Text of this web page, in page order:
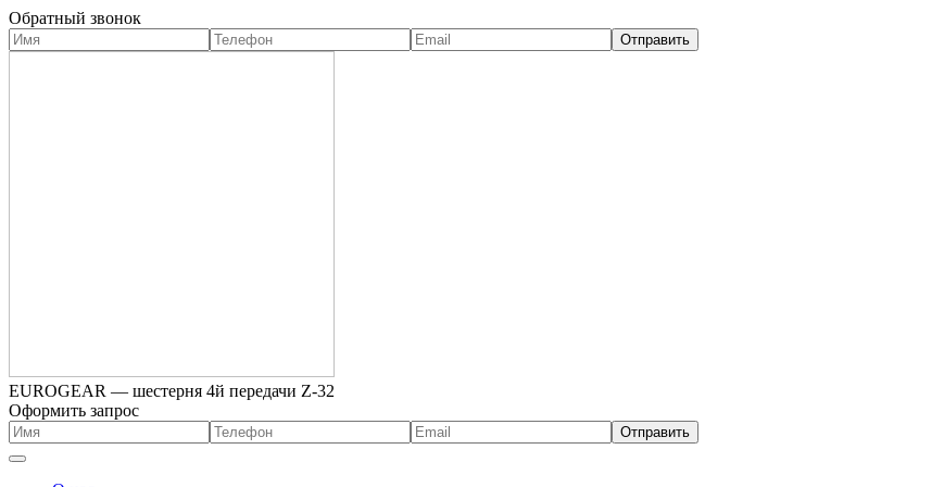
Обратный звонок
EUROGEAR — шестерня 4й передачи Z-32
Оформить запрос